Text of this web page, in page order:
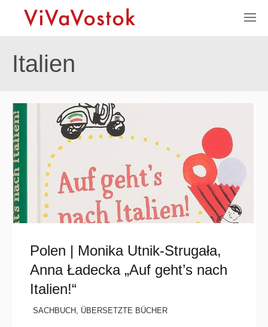
Italien
Polen | Monika Utnik-Strugała,
Anna Ładecka „Auf geht’s nach
Italien!“
SACHBUCH , ÜBERSETZTE BÜCHER